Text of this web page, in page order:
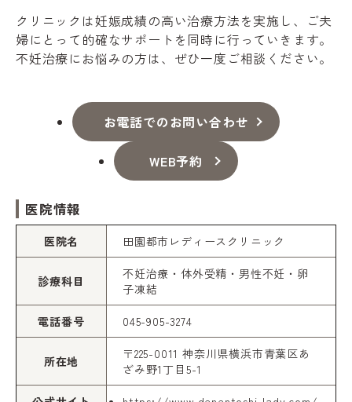
クリニックは妊娠成績の高い治療方法を実施し、ご夫
婦にとって的確なサポートを同時に行っていきます。
不妊治療にお悩みの方は、ぜひ一度ご相談ください。
お電話でのお問い合わせ
WEB予約
医院情報
医院名 田園都市レディースクリニック
診療科目
不妊治療・体外受精・男性不妊・卵
子凍結
電話番号 045-905-3274
所在地
〒225-0011 神奈川県横浜市青葉区あ
ざみ野1丁目5-1